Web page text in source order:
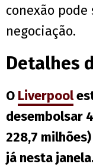
conexão
negociação.
Detalhes
O Liverpool
desembolsar
228,7
já nesta